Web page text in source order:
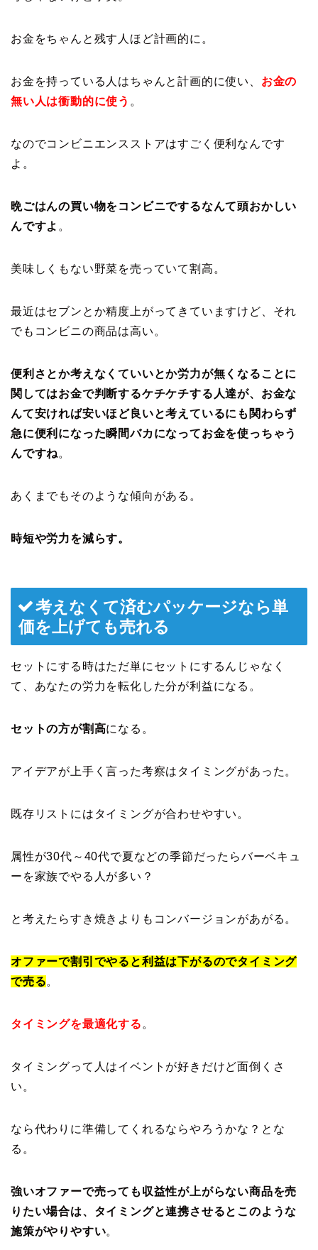
お金をちゃんと残す人ほど計画的に。
お金を持っている人はちゃんと計画的に使い、 お金の
無い人は衝動的に使う 。
なのでコンビニエンスストアはすごく便利なんです
よ。
晩ごはんの買い物をコンビニでするなんて頭おかしい
んですよ 。
美味しくもない野菜を売っていて割高。
最近はセブンとか精度上がってきていますけど、それ
でもコンビニの商品は高い。
便利さとか考えなくていいとか労力が無くなることに
関してはお金で判断するケチケチする人達が、お金な
んて安ければ安いほど良いと考えているにも関わらず
急に便利になった瞬間バカになってお金を使っちゃう
んですね。
あくまでもそのような傾向がある。
時短や労力を減らす。
考えなくて済むパッケージなら単
価を上げても売れる
セットにする時はただ単にセットにするんじゃなく
て、あなたの労力を転化した分が利益になる。
セットの方が割高になる。
アイデアが上手く言った考察はタイミングがあった。
既存リストにはタイミングが合わせやすい。
属性が30代～40代で夏などの季節だったらバーベキュ
ーを家族でやる人が多い？
と考えたらすき焼きよりもコンバージョンがあがる。
オファーで割引でやると利益は下がるのでタイミング
で売る。
タイミングを最適化する 。
タイミングって人はイベントが好きだけど面倒くさ
い。
なら代わりに準備してくれるならやろうかな？とな
る。
強いオファーで売っても収益性が上がらない商品を売
りたい場合は、タイミングと連携させるとこのような
施策がやりやすい。